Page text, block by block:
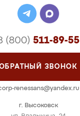
г. Высоковск
(800) 511-89-55
ЗВОНОК
renessans@yandex.ru